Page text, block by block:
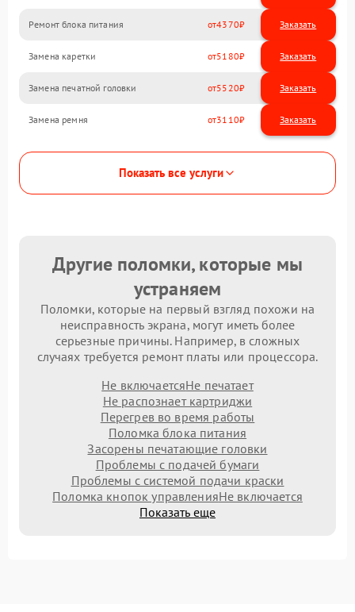
Ремонт блока питания 4370
Замена каретки 5180
Замена печатной головки 5520
Замена ремня 3110
Показать все услуги
Другие поломки, которые мы
устраняем
Поломки, которые на первый взгляд похожи на
неисправность экрана, могут иметь более
серьезные причины. Например, в сложных
случаях требуется ремонт платы или процессора.
Не включаетсяНе печатает
Не распознает картриджи
Перегрев во время работы
Поломка блока питания
Засорены печатающие головки
Проблемы с подачей бумаги
Проблемы с системой подачи краски
Поломка кнопок управленияНе включается
Показать еще